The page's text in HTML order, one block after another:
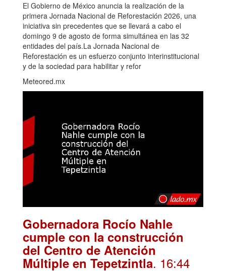
El Gobierno de México anuncia la realización de la
primera Jornada Nacional de Reforestación 2026, una
iniciativa sin precedentes que se llevará a cabo el
domingo 9 de agosto de forma simultánea en las 32
entidades del país.La Jornada Nacional de
Reforestación es un esfuerzo conjunto interinstitucional
y de la sociedad para habilitar y refor
Meteored.mx
Gobernadora Rocío Nahle
cumple con la construcción
del Centro de Atención
Múltiple en Tepetzintla. 16:44